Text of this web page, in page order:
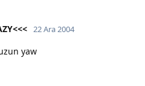
22 Ara 2004
yaw